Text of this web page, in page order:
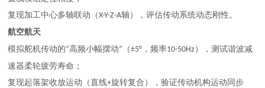
复现加工中心多轴联动（X-Y-Z-A轴），评估传动系统动态刚性。
航空航天
模拟舵机传动的“高频小幅摆动” （±5° ，频率10-50Hz ），测试谐波减
速器柔轮疲劳寿命；
复现起落架收放运动（直线+旋转复合），验证传动机构运动同步